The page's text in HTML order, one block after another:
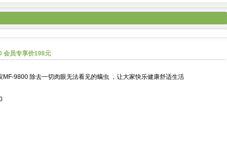
会员专享价198元
MF-9800 除去一切肉眼无法看见的螨虫 ，让大家快乐健康舒适生活